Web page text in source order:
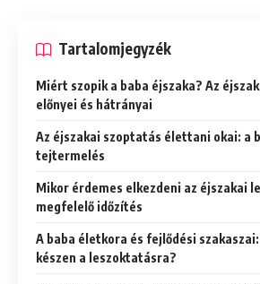
Tartalomjegyzék
Miért szopik a baba éjszaka? Az
előnyei és hátrányai
Az éjszakai szoptatás élettani okai: a
tejtermelés
Mikor érdemes elkezdeni az éjszakai
megfelelő időzítés
A baba életkora és fejlődési
készen a leszoktatásra?